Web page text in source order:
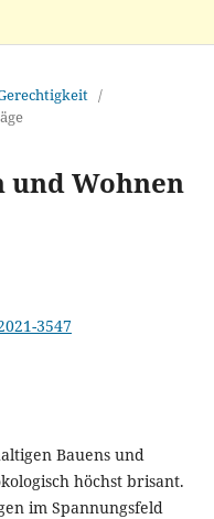
/
und Wohnen
3547
Bauens und
höchst brisant.
im Spannungsfeld